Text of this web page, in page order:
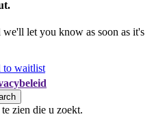
let you know as soon as it's
to waitlist
zien die u zoekt.